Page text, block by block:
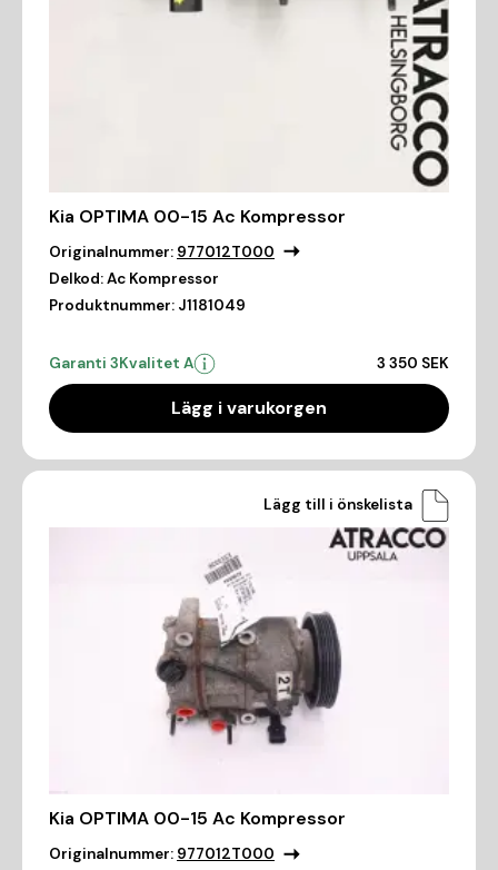
Kia OPTIMA 00-15 Ac Kompressor
Originalnummer: 977012T000
Delkod:Ac Kompressor
Produktnummer: J1181049
Garanti 3Kvalitet A 3 350 SEK
Lägg i varukorgen
Lägg till i önskelista
Kia OPTIMA 00-15 Ac Kompressor
Originalnummer: 977012T000